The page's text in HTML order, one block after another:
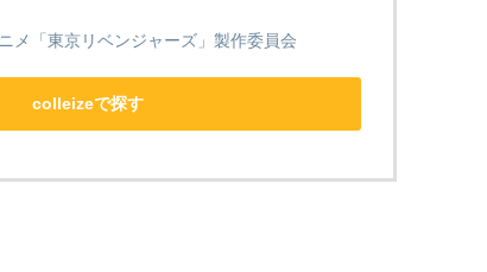
メ「東京リベンジャーズ」製作委員会
colleizeで探す